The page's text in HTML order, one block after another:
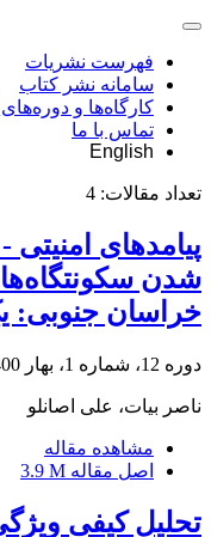
فهرست نشریات
سامانه نشر کتاب
کارگاه‌ها و
تماس با ما
English
تعداد مقالات: 4
پیامدهای
شدن
خراسان جنوبی:
دوره 12، شماره 1، بهار 1400، صفحه
ناصر بیات، علی اصانلو
مشاهده مقاله
اصل مقاله 3.9 M
تحلیل کیفی